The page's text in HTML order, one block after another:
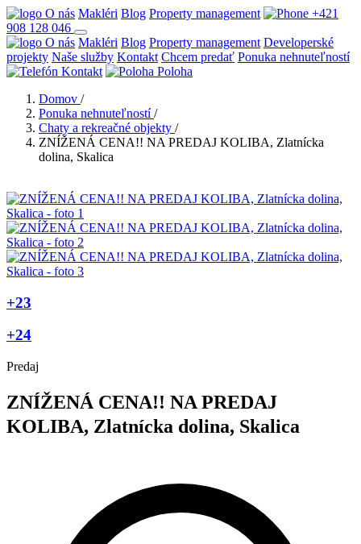
O nás Makléri Blog Property management
+421
908 128 046
O nás Makléri Blog Property management Developerské
projekty Naše služby Kontakt Chcem predať Ponuka nehnuteľností
Kontakt
Poloha
Domov /
Ponuka nehnuteľností /
Chaty a rekreačné objekty /
ZNÍŽENÁ CENA!! NA PREDAJ KOLIBA, Zlatnícka
dolina, Skalica
+23
+24
Predaj
ZNÍŽENÁ CENA!! NA PREDAJ
KOLIBA, Zlatnícka dolina, Skalica